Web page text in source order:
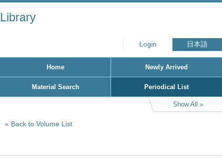
Library
Login 日本語
Home Newly Arrived
Material Search Periodical List
Show All
Back to Volume List